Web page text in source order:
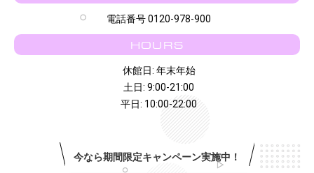
電話番号 0120-978-900
HOURS
休館日: 年末年始
土日: 9:00-21:00
平日: 10:00-22:00
今なら期間限定キャンペーン実施中！